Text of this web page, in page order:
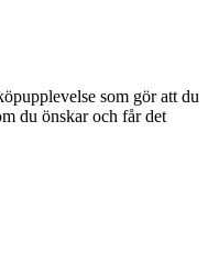
som gör att du
du önskar och får det